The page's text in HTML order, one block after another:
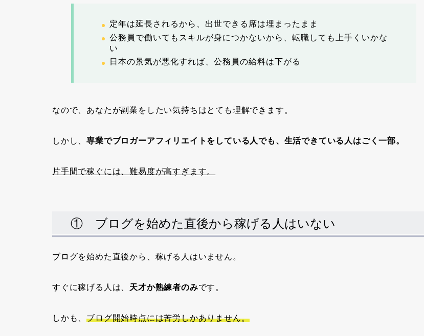
定年は延長されるから、出世できる席は埋まったまま
公務員で働いてもスキルが身につかないから、転職しても上手くいかな
い
日本の景気が悪化すれば、公務員の給料は下がる
なので、あなたが副業をしたい気持ちはとても理解できます。
しかし、専業でブロガーアフィリエイトをしている人でも、生活できている人はごく一部。
片手間で稼ぐには、難易度が高すぎます。
① ブログを始めた直後から稼げる人はいない
ブログを始めた直後から、稼げる人はいません。
すぐに稼げる人は、 天才か熟練者のみです。
しかも、ブログ開始時点には苦労しかありません。